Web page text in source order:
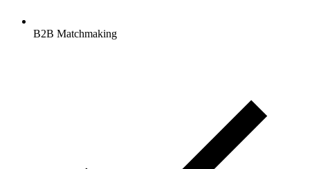
B2B Matchmaking